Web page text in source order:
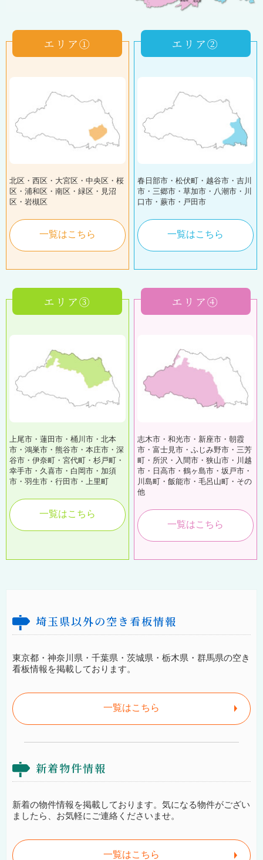
エリア①
北区・西区・大宮区・中央区・桜
区・浦和区・南区・緑区・見沼
区・岩槻区
一覧はこちら
エリア②
春日部市・松伏町・越谷市・吉川
市・三郷市・草加市・八潮市・川
口市・蕨市・戸田市
一覧はこちら
エリア③
上尾市・蓮田市・桶川市・北本
市・鴻巣市・熊谷市・本庄市・深
谷市・伊奈町・宮代町・杉戸町・
幸手市・久喜市・白岡市・加須
市・羽生市・行田市・上里町
一覧はこちら
エリア④
志木市・和光市・新座市・朝霞
市・富士見市・ふじみ野市・三芳
町・所沢・入間市・狭山市・川越
市・日高市・鶴ヶ島市・坂戸市・
川島町・飯能市・毛呂山町・その
他
一覧はこちら
埼玉県以外の空き看板情報
東京都・神奈川県・千葉県・茨城県・栃木県・群馬県の空き
看板情報を掲載しております。
一覧はこちら
新着物件情報
新着の物件情報を掲載しております。気になる物件がござい
ましたら、お気軽にご連絡くださいませ。
一覧はこちら